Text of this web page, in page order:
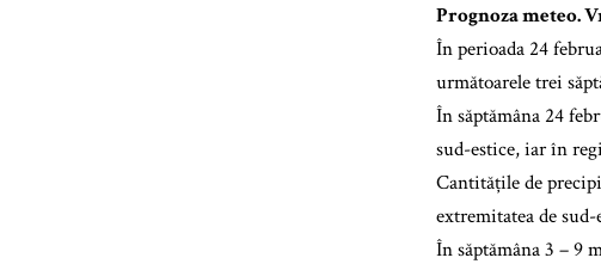
Prognoza meteo.
În perioada 24
următoarele trei
În săptămâna 24
sud-estice, iar în
Cantitățile de
extremitatea de sud-
În săptămâna 3 – 9